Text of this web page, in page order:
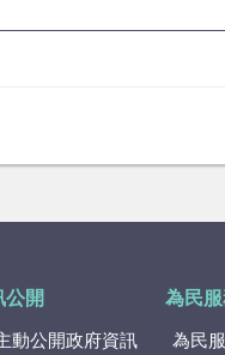
公開
動公開政府資訊
為民
為民